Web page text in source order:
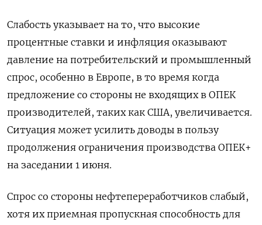
Слабость указывает на то, что высокие
процентные ставки и инфляция оказывают
давление на потребительский и промышленный
спрос, особенно в Европе, в то время когда
предложение со стороны не входящих в ОПЕК
производителей, таких как США, увеличивается.
Ситуация может усилить доводы в пользу
продолжения ограничения производства ОПЕК+
на заседании 1 июня.
Спрос со стороны нефтепереработчиков слабый,
хотя их приемная пропускная способность для